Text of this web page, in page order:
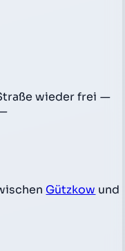
wieder frei —
Gützkow und